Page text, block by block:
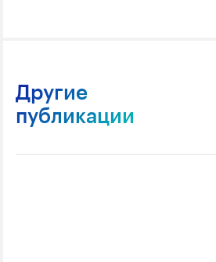
Другие
публикации